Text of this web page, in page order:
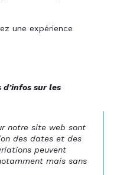
une expérience
sur les
notre site web sont
des dates et des
peuvent
mais sans